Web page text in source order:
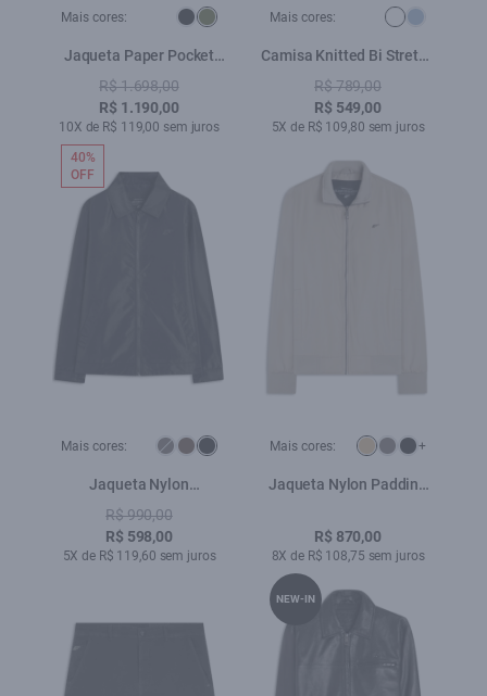
Mais cores:
Jaqueta Paper Pocket
Verde Militar
R$ 1.698,00
R$ 1.190,00
10X de R$ 119,00 sem juros
Mais cores:
Camisa Knitted Bi Stretch
Branco
R$ 789,00
R$ 549,00
5X de R$ 109,80 sem juros
Mais cores:
Jaqueta Nylon
Windbreaker Golf Preto
R$ 990,00
R$ 598,00
5X de R$ 119,60 sem juros
40%
OFF
Mais cores: +
Jaqueta Nylon Padding
R$ 870,00
8X de R$ 108,75 sem juros
NEW-IN